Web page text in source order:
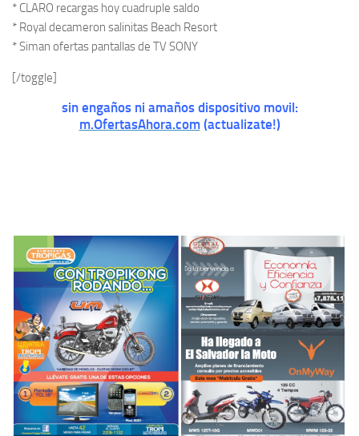
* CLARO recargas hoy cuadruple saldo
* Royal decameron salinitas Beach Resort
* Siman ofertas pantallas de TV SONY
[/toggle]
sin engaños ni amaños dispositivo movil:
m.OfertasAhora.com(actualizate!)